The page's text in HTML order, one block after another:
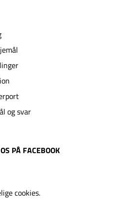
og svar
PÅ FACEBOOK
cookies.